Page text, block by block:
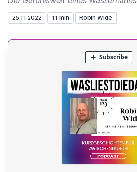
25.11.2022 11 min Robin Wide